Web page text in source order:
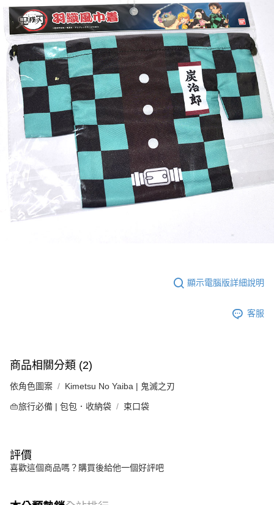
顯示電腦版詳細說明
客服
商品相關分類 (2)
依角色圖案 Kimetsu No Yaiba | 鬼滅之刃
👜旅行必備 | 包包．收納袋 束口袋
評價
喜歡這個商品嗎？購買後給他一個好評吧